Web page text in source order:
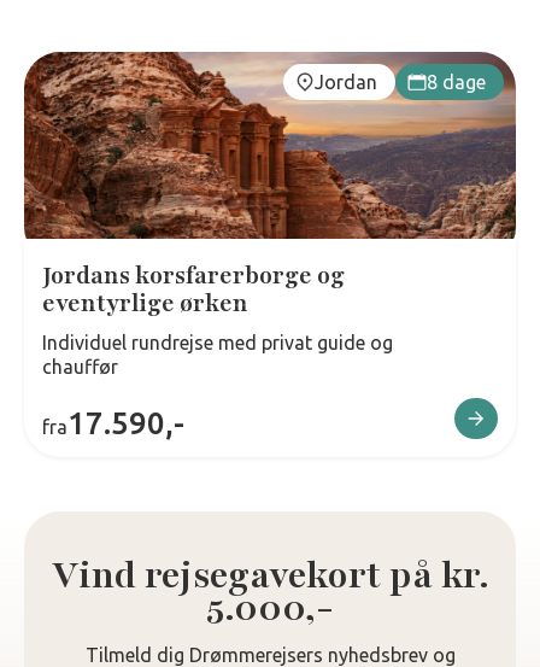
Jordan 8 dage
Jordans korsfarerborge og
eventyrlige ørken
Individuel rundrejse med privat guide og
chauffør
fra17.590,-
Vind rejsegavekort på kr.
5.000,-
Tilmeld dig Drømmerejsers nyhedsbrev og